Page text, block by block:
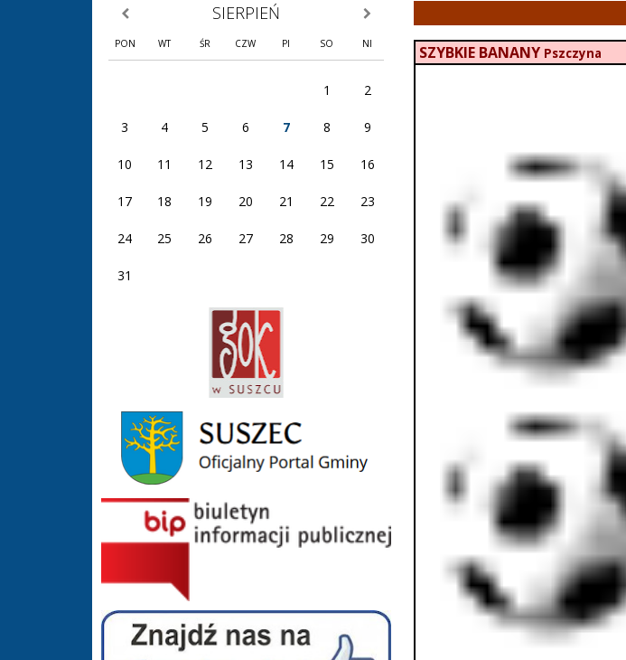
poprzedni miesiąc SIERPIEŃ następny miesiąc
PON WT ŚR CZW PI SO NI
1 2
3 4 5 6 7 8 9
10 11 12 13 14 15 16
17 18 19 20 21 22 23
24 25 26 27 28 29 30
31
Gmina Suszec
BIP GOS Suszec
Facebook - Hala Sportowa Suszec
SZYBKIE BANANY Pszczyna